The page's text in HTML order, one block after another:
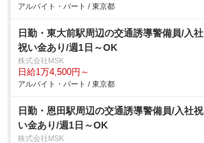
アルバイト・パート / 東京都
日勤・東大前駅周辺の交通誘導警備員/入社
祝い金あり/週1日～OK
株式会社MSK
日給1万4,500円～
アルバイト・パート / 東京都
日勤・恩田駅周辺の交通誘導警備員/入社祝
い金あり/週1日～OK
株式会社MSK